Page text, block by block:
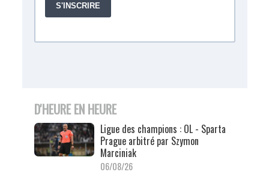
D'HEURE EN HEURE
Ligue des champions : OL - Sparta
Prague arbitré par Szymon
Marciniak
06/08/26